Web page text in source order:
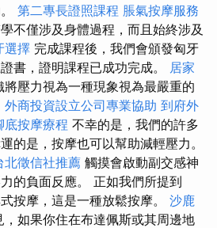
第二專長證照課程 脹氣按摩服務
不僅涉及身體過程，而且始終涉及
選擇 完成課程後，我們會頒發匈牙
書，證明課程已成功完成。 居家
將壓力視為一種現象視為最嚴重的
外商投資設立公司專業協助 到府外
底按摩療程 不幸的是，我們的許多
的是，按摩也可以幫助減輕壓力。
北徵信社推薦 觸摸會啟動副交感神
的負面反應。 正如我們所提到
按摩，這是一種放鬆按摩。 沙鹿
如果你住在布達佩斯或其周邊地